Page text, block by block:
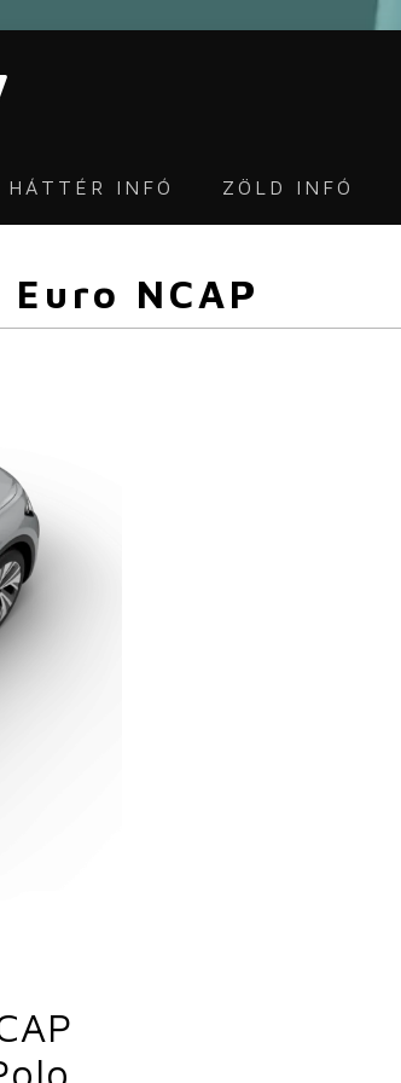
HÁTTÉR INFÓ ZÖLD INFÓ
Euro NCAP